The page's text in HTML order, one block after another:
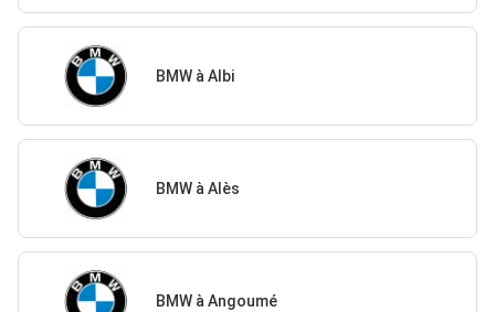
BMW à Albi
BMW à Alès
BMW à Angoumé